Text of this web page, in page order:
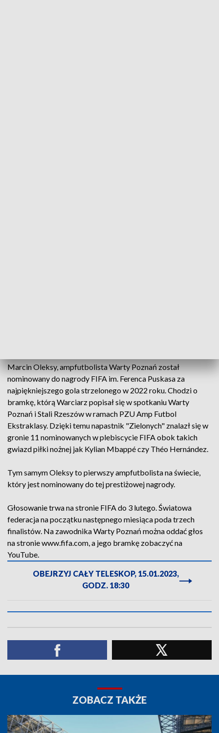
Marcin Oleksy, ampfutbolista Warty Poznań został
nominowany do nagrody FIFA im. Ferenca Puskasa za
najpiękniejszego gola strzelonego w 2022 roku. Chodzi o
bramkę, którą Warciarz popisał się w spotkaniu Warty
Poznań i Stali Rzeszów w ramach PZU Amp Futbol
Ekstraklasy. Dzięki temu napastnik "Zielonych" znalazł się w
gronie 11 nominowanych w plebiscycie FIFA obok takich
gwiazd piłki nożnej jak Kylian Mbappé czy Théo Hernández.
Tym samym Oleksy to pierwszy ampfutbolista na świecie,
który jest nominowany do tej prestiżowej nagrody.
Głosowanie trwa na stronie FIFA do 3 lutego. Światowa
federacja na początku następnego miesiąca poda trzech
finalistów. Na zawodnika Warty Poznań można oddać głos
na stronie www.fifa.com, a jego bramkę zobaczyć na
YouTube.
OBEJRZYJ CAŁY TELESKOP, 15.01.2023,
GODZ. 18:30
ZOBACZ TAKŻE